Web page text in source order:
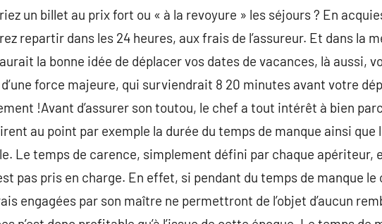
un billet au prix fort ou « à la revoyure » les séjours ? En
repartir dans les 24 heures, aux frais de l’assureur. Et dans la
la bonne idée de déplacer vos dates de vacances, là aussi,
d’une force majeure, qui surviendrait 8 20 minutes avant votre
!Avant d’assurer son toutou, le chef a tout intérêt à bien
au point par exemple la durée du temps de manque ainsi que
Le temps de carence, simplement défini par chaque apériteur,
pas pris en charge. En effet, si pendant du temps de manque
engagées par son maître ne permettront de l’objet d’aucun